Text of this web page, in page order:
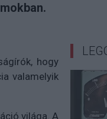
hogy
valamelyik
világa. A